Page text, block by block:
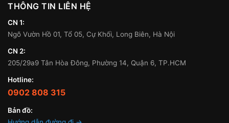
THÔNG TIN LIÊN HỆ
CN 1:
Ngõ Vườn Hồ 01, Tổ 05, Cự Khối, Long Biên, Hà Nội
CN 2:
205/29a9 Tân Hòa Đông, Phường 14, Quận 6, TP.HCM
Hotline:
0902 808 315
Bản đồ: